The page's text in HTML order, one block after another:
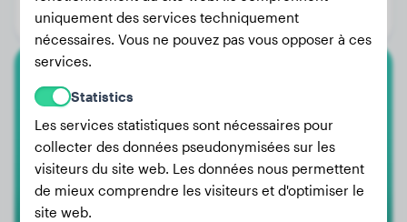
Genre:
Bella
uniquement des services techniquement
nécessaires. Vous ne pouvez pas vous opposer à ces
services.
Statistics
Les services statistiques sont nécessaires pour
collecter des données pseudonymisées sur les
visiteurs du site web. Les données nous permettent
de mieux comprendre les visiteurs et d'optimiser le
site web.